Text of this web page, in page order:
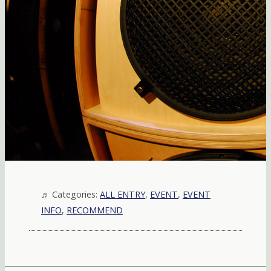
Categories: ALL ENTRY, EVENT, EVENT
INFO, RECOMMEND